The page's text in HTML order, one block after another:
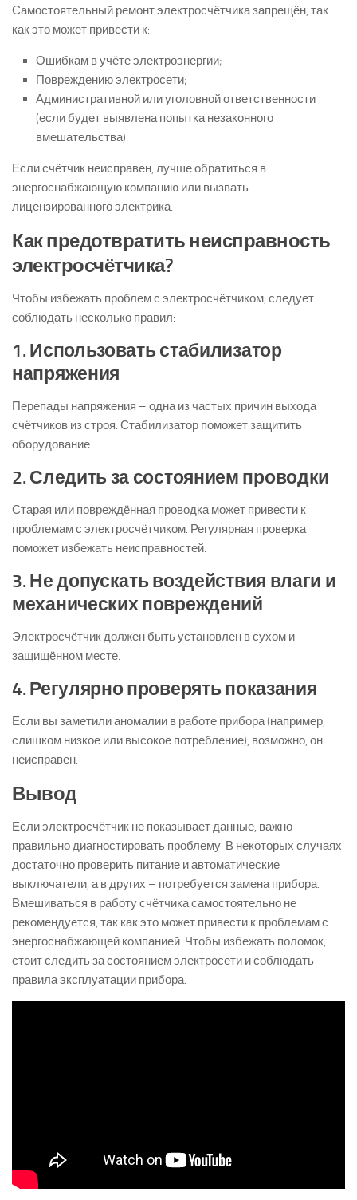
Самостоятельный ремонт электросчётчика запрещён, так
как это может привести к:
Ошибкам в учёте электроэнергии;
Повреждению электросети;
Административной или уголовной ответственности
(если будет выявлена попытка незаконного
вмешательства).
Если счётчик неисправен, лучше обратиться в
энергоснабжающую компанию или вызвать
лицензированного электрика.
Как предотвратить неисправность
электросчётчика?
Чтобы избежать проблем с электросчётчиком, следует
соблюдать несколько правил:
1. Использовать стабилизатор
напряжения
Перепады напряжения – одна из частых причин выхода
счётчиков из строя. Стабилизатор поможет защитить
оборудование.
2. Следить за состоянием проводки
Старая или повреждённая проводка может привести к
проблемам с электросчётчиком. Регулярная проверка
поможет избежать неисправностей.
3. Не допускать воздействия влаги и
механических повреждений
Электросчётчик должен быть установлен в сухом и
защищённом месте.
4. Регулярно проверять показания
Если вы заметили аномалии в работе прибора (например,
слишком низкое или высокое потребление), возможно, он
неисправен.
Вывод
Если электросчётчик не показывает данные, важно
правильно диагностировать проблему. В некоторых случаях
достаточно проверить питание и автоматические
выключатели, а в других – потребуется замена прибора.
Вмешиваться в работу счётчика самостоятельно не
рекомендуется, так как это может привести к проблемам с
энергоснабжающей компанией. Чтобы избежать поломок,
стоит следить за состоянием электросети и соблюдать
правила эксплуатации прибора.